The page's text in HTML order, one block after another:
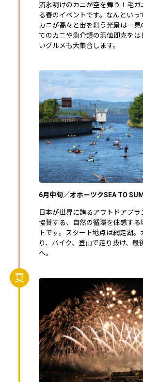
流氷明けのカニが空を舞う！毛ガ
る春のイベントです。なんといっ
カニが高々と宙を舞う光景は一
てのカニや魚介類の浜値即売をは
いグルメも大集合します。
6月中旬／オホーツクSEA TO
日本が世界に誇るアウトドアブ
協賛する、自然の循環を体感する
トです。スタート地点は網走湖
り、バイク、登山で走り抜け、
へ。
夏